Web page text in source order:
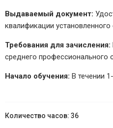
Выдаваемый документ:
квалификации
Требования для зачисления:
среднего профессионального
Начало обучения: В течении
36